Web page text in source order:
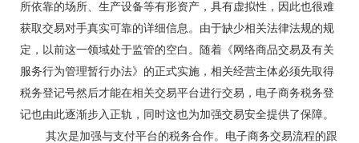
所依靠的场所、生产设备等有形资产，具有虚拟性，因此也很难
获取交易对手真实可靠的详细信息。由于缺少相关法律法规的规
定，以前这一领域处于监管的空白。随着《网络商品交易及有关
服务行为管理暂行办法》的正式实施，相关经营主体必须先取得
税务登记号然后才能在相关交易平台进行交易，电子商务税务登
记也由此逐渐步入正轨，同时这也为加强交易安全提供了保障。
其次是加强与支付平台的税务合作。电子商务交易流程的跟